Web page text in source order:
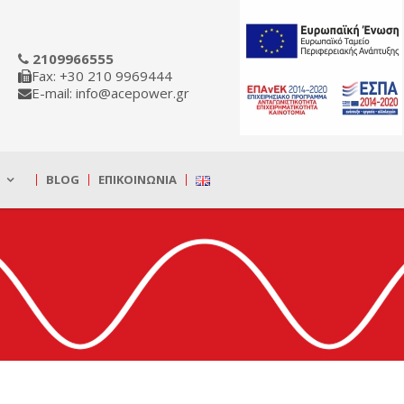
2109966555
Fax: +30 210 9969444
E-mail: info@acepower.gr
BLOG ΕΠΙΚΟΙΝΩΝΊΑ